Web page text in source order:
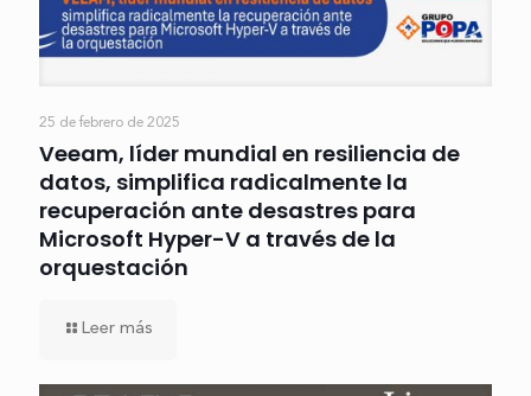
25 de febrero de 2025
Veeam, líder mundial en resiliencia de
datos, simplifica radicalmente la
recuperación ante desastres para
Microsoft Hyper-V a través de la
orquestación
Leer más